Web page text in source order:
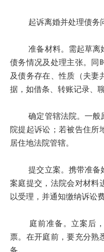
起诉离婚并处理债务问
准备材料。需起草离婚
债务情况及处理主张。同
及债务存在、性质（夫妻
据，如借条、转账记录、
确定管辖法院。一般原
院提起诉讼；若被告住所
居住地法院管辖。
提交立案。携带准备好
案庭提交，法院会对材料
以受理，并通知缴纳诉讼费
庭前准备。立案后，
票。在开庭前，要充分熟